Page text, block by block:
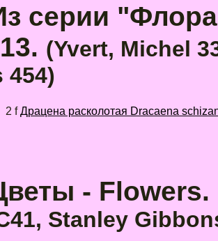
серии
(Yvert, Michel
454)
2 f Драцена расколотая Dracaena
-
Stanley